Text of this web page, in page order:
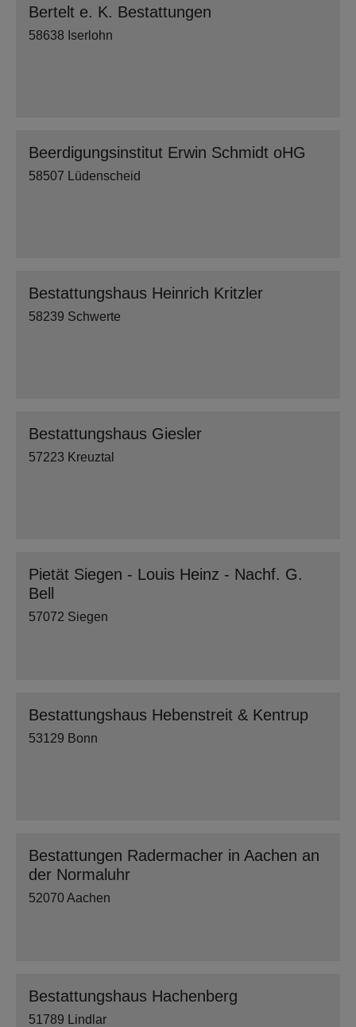
Bertelt e. K. Bestattungen
58638 Iserlohn
Beerdigungsinstitut Erwin Schmidt oHG
58507 Lüdenscheid
Bestattungshaus Heinrich Kritzler
58239 Schwerte
Bestattungshaus Giesler
57223 Kreuztal
Pietät Siegen - Louis Heinz - Nachf. G.
Bell
57072 Siegen
Bestattungshaus Hebenstreit & Kentrup
53129 Bonn
Bestattungen Radermacher in Aachen an
der Normaluhr
52070 Aachen
Bestattungshaus Hachenberg
51789 Lindlar